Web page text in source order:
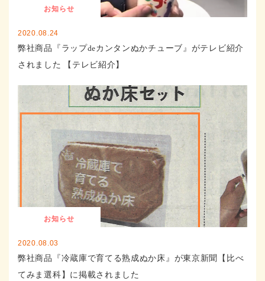
お知らせ
2020.08.24
弊社商品『ラップdeカンタンぬかチューブ』がテレビ紹介
されました 【テレビ紹介】
お知らせ
2020.08.03
弊社商品『冷蔵庫で育てる熟成ぬか床』が東京新聞【比べ
てみま選科】に掲載されました